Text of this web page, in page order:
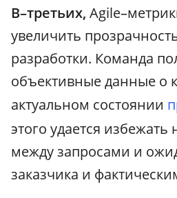
В–третьих,
увеличить
разработки. Команда
объективные данные о
актуальном состоянии
этого удается избежать
между запросами и
заказчика и